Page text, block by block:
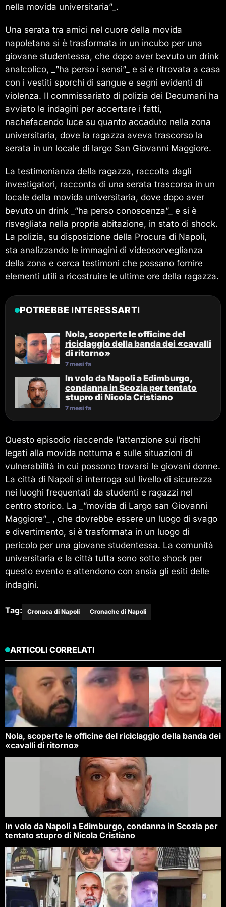
nella movida universitaria”_.
Una serata tra amici nel cuore della movida
napoletana si è trasformata in un incubo per una
giovane studentessa, che dopo aver bevuto un drink
analcolico, _”ha perso i sensi”_ e si è ritrovata a casa
con i vestiti sporchi di sangue e segni evidenti di
violenza. Il commissariato di polizia dei Decumani ha
avviato le indagini per accertare i fatti,
nachefacendo luce su quanto accaduto nella zona
universitaria, dove la ragazza aveva trascorso la
serata in un locale di largo San Giovanni Maggiore.
La testimonianza della ragazza, raccolta dagli
investigatori, racconta di una serata trascorsa in un
locale della movida universitaria, dove dopo aver
bevuto un drink _”ha perso conoscenza”_ e si è
risvegliata nella propria abitazione, in stato di shock.
La polizia, su disposizione della Procura di Napoli,
sta analizzando le immagini di videosorveglianza
della zona e cerca testimoni che possano fornire
elementi utili a ricostruire le ultime ore della ragazza.
POTREBBE INTERESSARTI
Nola, scoperte le officine del
riciclaggio della banda dei «cavalli
di ritorno»
7 mesi fa
In volo da Napoli a Edimburgo,
condanna in Scozia per tentato
stupro di Nicola Cristiano
7 mesi fa
Questo episodio riaccende l’attenzione sui rischi
legati alla movida notturna e sulle situazioni di
vulnerabilità in cui possono trovarsi le giovani donne.
La città di Napoli si interroga sul livello di sicurezza
nei luoghi frequentati da studenti e ragazzi nel
centro storico. La _”movida di Largo san Giovanni
Maggiore”_ , che dovrebbe essere un luogo di svago
e divertimento, si è trasformata in un luogo di
pericolo per una giovane studentessa. La comunità
universitaria e la città tutta sono sotto shock per
questo evento e attendono con ansia gli esiti delle
indagini.
Tag: Cronaca di Napoli Cronache di Napoli
ARTICOLI CORRELATI
Nola, scoperte le officine del riciclaggio della banda dei
«cavalli di ritorno»
In volo da Napoli a Edimburgo, condanna in Scozia per
tentato stupro di Nicola Cristiano